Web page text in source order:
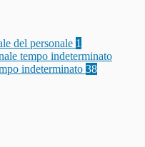
del personale 1
tempo indeterminato
indeterminato 38